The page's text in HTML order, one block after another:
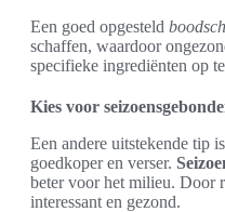
Een goed opgesteld
schaffen, waardoor
specifieke ingrediënten op
Kies voor
Een andere uitstekende tip
goedkoper en verser.
beter voor het milieu. Door
interessant en gezond.